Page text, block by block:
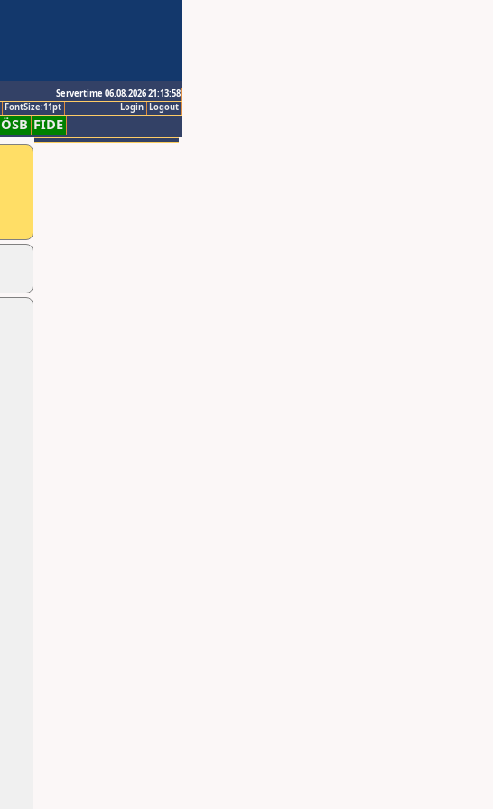
Servertime 06.08.2026 21:13:58
Logout
Login
FontSize:11pt
ÖSB FIDE